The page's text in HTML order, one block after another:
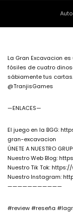
La Gran Excavacion
fósiles de cuatro
sábiamente tus cartas.
@TranjisGames
—ENLACES—
El juego en la BGG:
gran-excavacion
ÚNETE A NUESTRO
Nuestro Web Blog:
Nuestro Tik Tok:
Nuestro Instagram:
———————————
#review #reseña